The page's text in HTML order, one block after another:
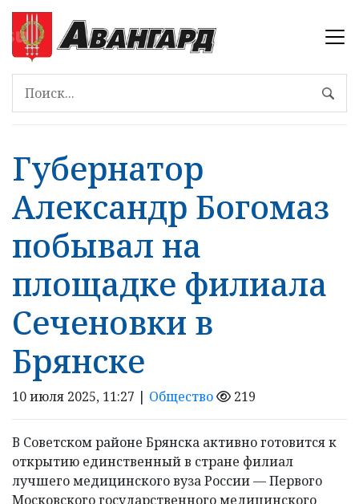
Губернатор
Александр Богомаз
побывал на
площадке филиала
Сеченовки в
Брянске
10 июля 2025, 11:27 | Общество 219
В Советском районе Брянска активно готовится к
открытию единственный в стране филиал
лучшего медицинского вуза России — Первого
Московского государственного медицинского